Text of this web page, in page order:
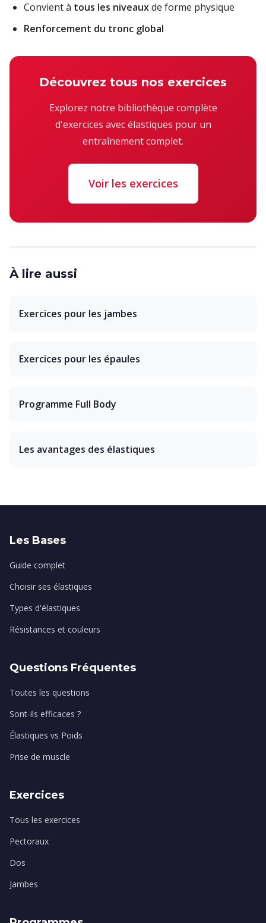
Convient à tous les niveauxde forme physique
Renforcement du tronc global
Découvrez tous nos exercices
Explorez notre bibliothèque complète
d'exercices avec élastiques pour un
entraînement complet.
Voir les exercices
À lire aussi
Exercices pour les jambes
Exercices pour les épaules
Programme Full Body
Les avantages des élastiques
Les Bases
Guide complet
Choisir ses élastiques
Types d'élastiques
Résistances et couleurs
Questions Fréquentes
Toutes les questions
Sont-ils efficaces ?
Élastiques vs Poids
Prise de muscle
Exercices
Tous les exercices
Pectoraux
Dos
Jambes